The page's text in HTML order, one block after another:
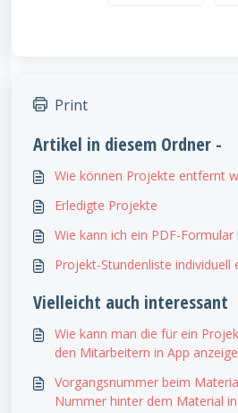
Print
Artikel in diesem Ordner -
Wie können Projekte entfernt
Erledigte Projekte
Wie kann ich ein PDF-Formular
Projekt-Stundenliste individuell
Vielleicht auch interessant
Wie kann man die für ein
den Mitarbeitern in App
Vorgangsnummer beim
Nummer hinter dem Material